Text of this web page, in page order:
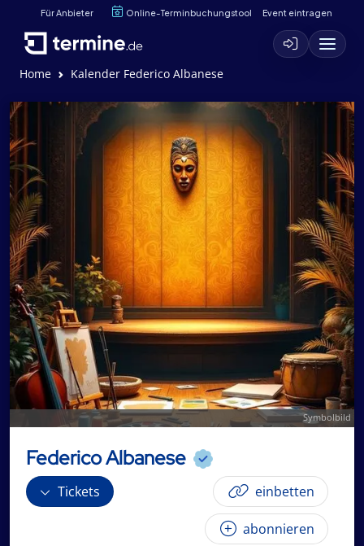
Für Anbieter Online-Terminbuchungstool Event eintragen
Home Kalender Federico Albanese
Symbolbild
Federico Albanese
Tickets einbetten
abonnieren